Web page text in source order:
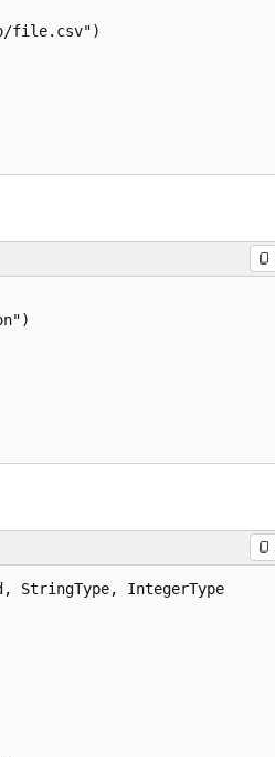
file.csv")
StringType, IntegerType